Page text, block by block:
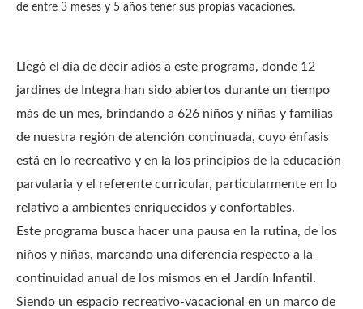
de entre 3 meses y 5 años tener sus propias vacaciones.
Llegó el día de decir adiós a este programa, donde 12
jardines de Integra han sido abiertos durante un tiempo
más de un mes, brindando a 626 niños y niñas y familias
de nuestra región de atención continuada, cuyo énfasis
está en lo recreativo y en la los principios de la educación
parvularia y el referente curricular, particularmente en lo
relativo a ambientes enriquecidos y confortables.
Este programa busca hacer una pausa en la rutina, de los
niños y niñas, marcando una diferencia respecto a la
continuidad anual de los mismos en el Jardín Infantil.
Siendo un espacio recreativo-vacacional en un marco de